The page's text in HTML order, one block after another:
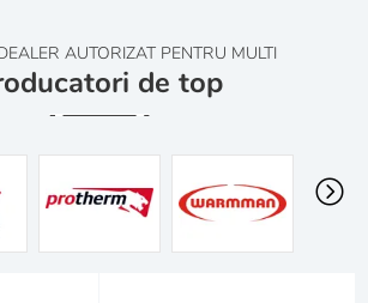
AUTORIZAT PENTRU MULTI
de top